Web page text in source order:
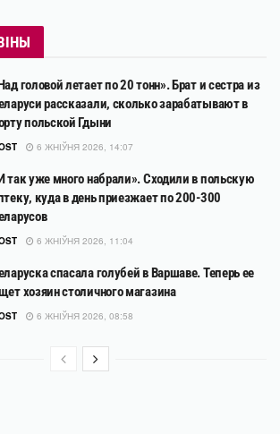
головой летает по 20 тонн». Брат и сестра из
рассказали, сколько зарабатывают в
польской Гдыни
6 ЖНІЎНЯ 2026, 14:07
так уже много набрали». Сходили в польскую
куда в день приезжает по 200-300
6 ЖНІЎНЯ 2026, 11:04
спасала голубей в Варшаве. Теперь ее
хозяин столичного магазина
6 ЖНІЎНЯ 2026, 08:58